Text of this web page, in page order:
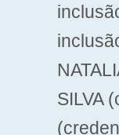
SILVA